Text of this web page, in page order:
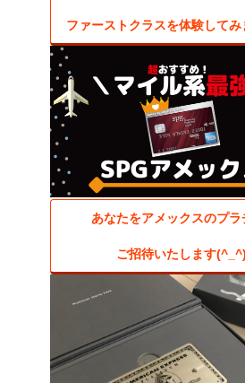
ファーストクラスを体験してみ
あなたをアメックスのプラ
ご招待いたします